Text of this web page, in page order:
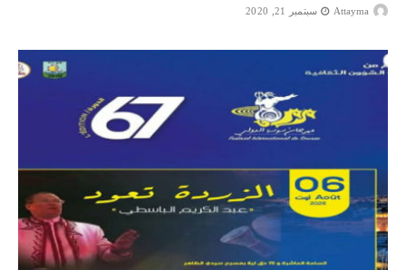
Attayma سبتمبر 21, 2020